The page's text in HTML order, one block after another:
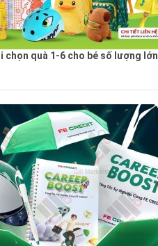
chọn quà 1-6 cho bé số lượng lớn